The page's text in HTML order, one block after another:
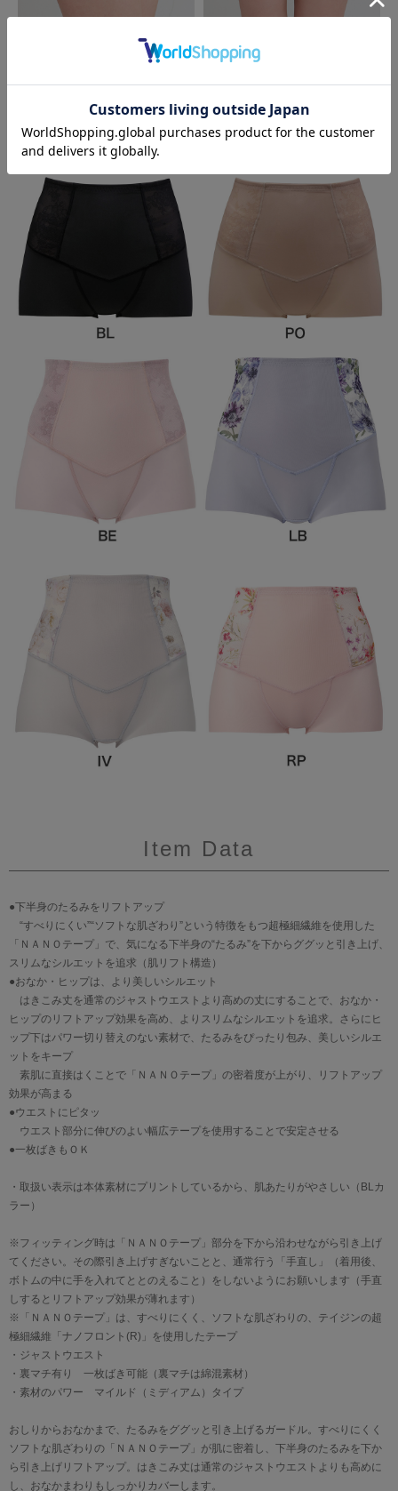
Color Variation
Item Data
●下半身のたるみをリフトアップ
“すべりにくい”“ソフトな肌ざわり”という特徴をもつ超極細繊維を使用した
「ＮＡＮＯテープ」で、気になる下半身の“たるみ”を下からググッと引き上げ、
スリムなシルエットを追求（肌リフト構造）
●おなか・ヒップは、より美しいシルエット
はきこみ丈を通常のジャストウエストより高めの丈にすることで、おなか・
ヒップのリフトアップ効果を高め、よりスリムなシルエットを追求。さらにヒ
ップ下はパワー切り替えのない素材で、たるみをぴったり包み、美しいシルエ
ットをキープ
素肌に直接はくことで「ＮＡＮＯテープ」の密着度が上がり、リフトアップ
効果が高まる
●ウエストにピタッ
ウエスト部分に伸びのよい幅広テープを使用することで安定させる
●一枚ばきもＯＫ
・取扱い表示は本体素材にプリントしているから、肌あたりがやさしい（BLカ
ラー）
※フィッティング時は「ＮＡＮＯテープ」部分を下から沿わせながら引き上げ
てください。その際引き上げすぎないことと、通常行う「手直し」（着用後、
ボトムの中に手を入れてととのえること）をしないようにお願いします（手直
しするとリフトアップ効果が薄れます）
※「ＮＡＮＯテープ」は、すべりにくく、ソフトな肌ざわりの、テイジンの超
極細繊維「ナノフロント(R)」を使用したテープ
・ジャストウエスト
・裏マチ有り 一枚ばき可能（裏マチは綿混素材）
・素材のパワー マイルド（ミディアム）タイプ
おしりからおなかまで、たるみをググッと引き上げるガードル。すべりにくく
ソフトな肌ざわりの「ＮＡＮＯテープ」が肌に密着し、下半身のたるみを下か
ら引き上げリフトアップ。はきこみ丈は通常のジャストウエストよりも高めに
し、おなかまわりもしっかりカバーします。